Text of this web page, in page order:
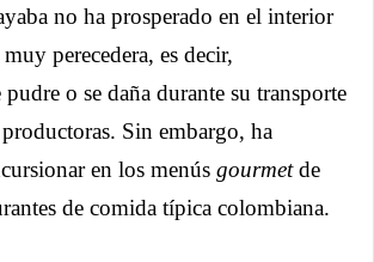
no ha prosperado en el interior
perecedera, es decir,
o se daña durante su transporte
productoras. Sin embargo, ha
en los menús gourmetde
de comida típica colombiana.